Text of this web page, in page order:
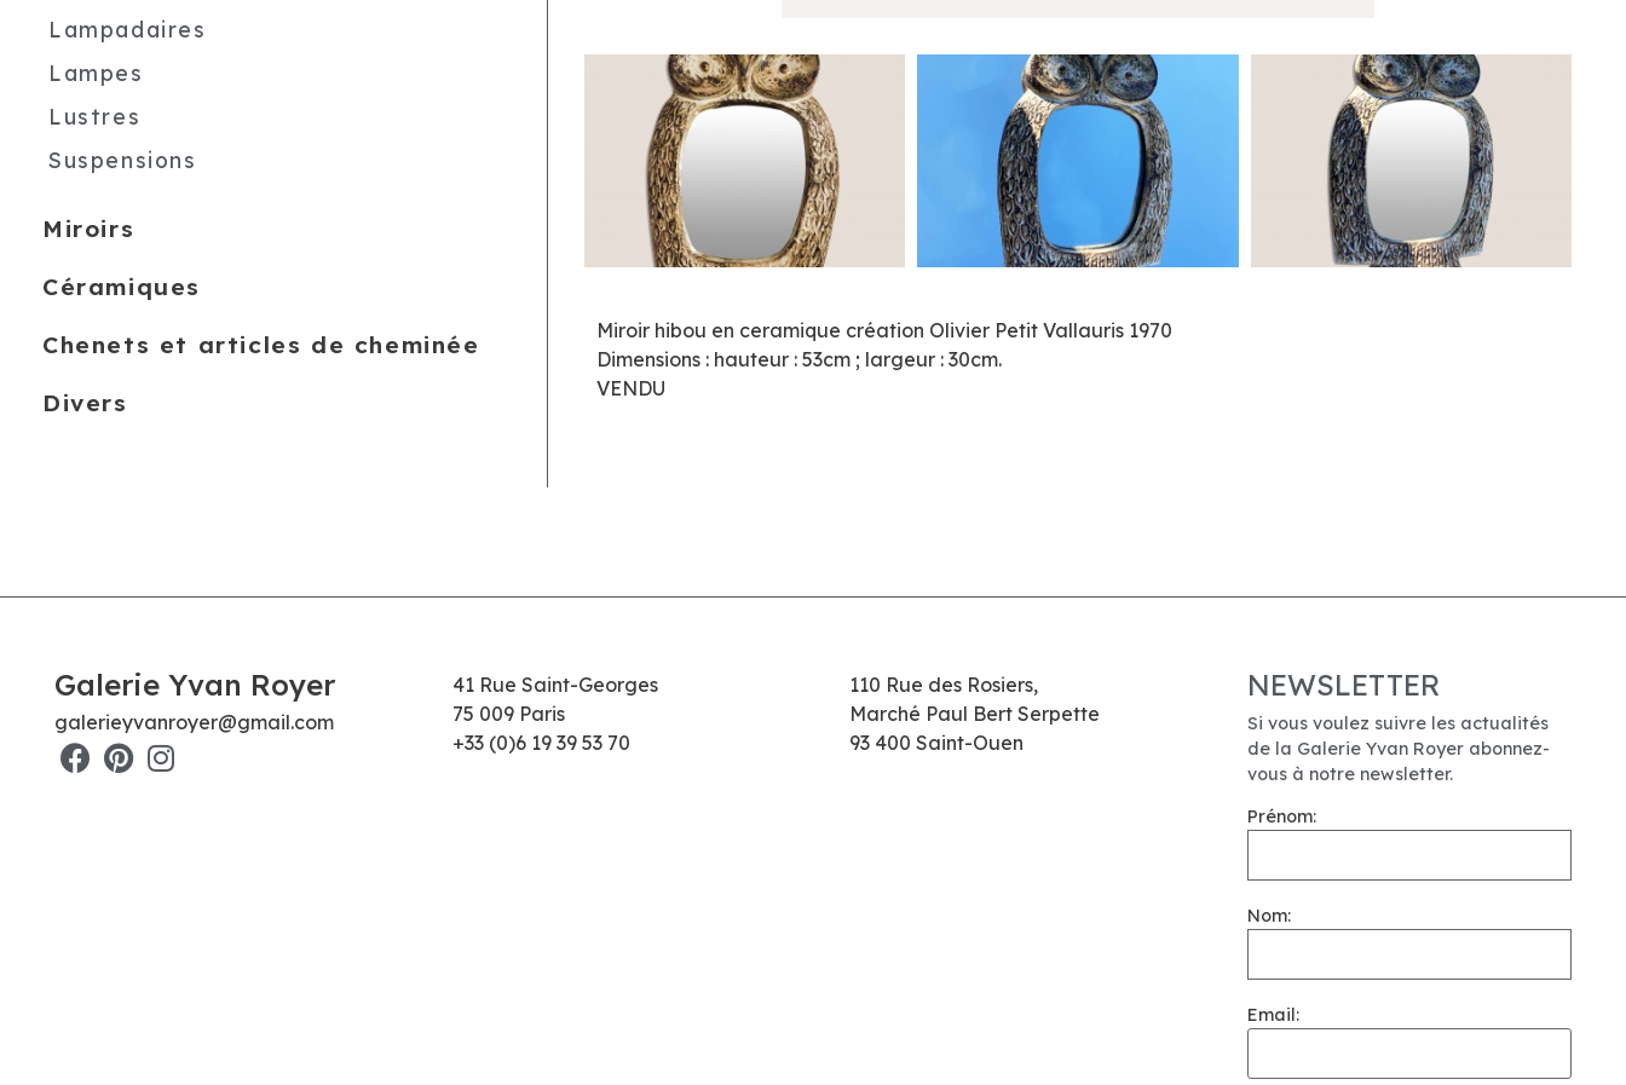
Lampadaires
Lampes
Lustres
Suspensions
Miroirs
Céramiques
Chenets et articles de cheminée
Divers
Miroir hibou en ceramique création Olivier Petit Vallauris 1970
Dimensions : hauteur : 53cm ; largeur : 30cm.
VENDU
Galerie Yvan Royer
galerieyvanroyer@gmail.com
41 Rue Saint-Georges
75 009 Paris
+33 (0)6 19 39 53 70
110 Rue des Rosiers,
Marché Paul Bert Serpette
93 400 Saint-Ouen
NEWSLETTER
Si vous voulez suivre les actualités
de la Galerie Yvan Royer abonnez-
vous à notre newsletter.
Prénom:
Nom:
Email: